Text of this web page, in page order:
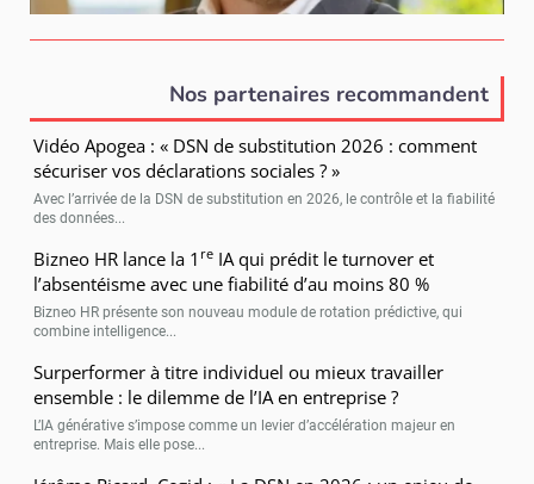
Nos partenaires recommandent
Vidéo Apogea : « DSN de substitution 2026 : comment
sécuriser vos déclarations sociales ? »
Avec l’arrivée de la DSN de substitution en 2026, le contrôle et la fiabilité
des données...
Bizneo HR lance la 1 re IA qui prédit le turnover et
l’absentéisme avec une fiabilité d’au moins 80 %
Bizneo HR présente son nouveau module de rotation prédictive, qui
combine intelligence...
Surperformer à titre individuel ou mieux travailler
ensemble : le dilemme de l’IA en entreprise ?
L’IA générative s’impose comme un levier d’accélération majeur en
entreprise. Mais elle pose...